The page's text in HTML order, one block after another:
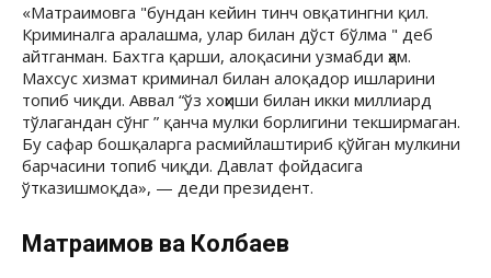
«Матраимовга "бундан кейин тинч овқатингни қил.
Криминалга аралашма, улар билан дўст бўлма " деб
айтганман. Бахтга қарши, алоқасини узмабди ҳам.
Махсус хизмат криминал билан алоқадор ишларини
топиб чиқди. Аввал “ўз хоҳиши билан икки миллиард
тўлагандан сўнг ” қанча мулки борлигини текширмаган.
Бу сафар бошқаларга расмийлаштириб қўйган мулкини
барчасини топиб чиқди. Давлат фойдасига
ўтказишмоқда», — деди президент.
Матраимов ва Колбаев